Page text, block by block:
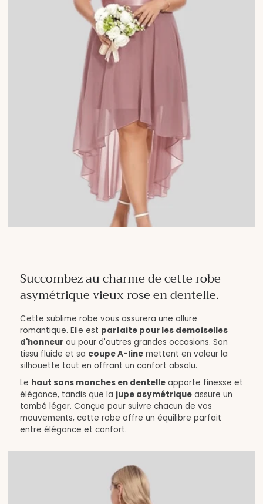
Succombez au charme de cette robe
asymétrique vieux rose en dentelle.
Cette sublime robe vous assurera une allure
romantique. Elle est parfaite pour les demoiselles
d'honneurou pour d'autres grandes occasions. Son
tissu fluide et sa coupe A-linemettent en valeur la
silhouette tout en offrant un confort absolu.
Le haut sans manches en dentelleapporte finesse et
élégance, tandis que la jupe asymétriqueassure un
tombé léger. Conçue pour suivre chacun de vos
mouvements, cette robe offre un équilibre parfait
entre élégance et confort.